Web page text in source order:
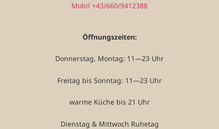
Mobil +43/660/9412388
Öffnungszeiten:
Donnerstag, Montag: 11—23 Uhr
Freitag bis Sonntag: 11—23 Uhr
warme Küche bis 21 Uhr
Dienstag & Mittwoch Ruhetag